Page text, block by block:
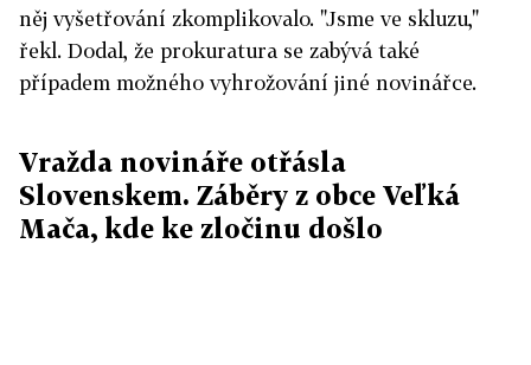
něj vyšetřování zkomplikovalo. "Jsme ve skluzu,"
řekl. Dodal, že prokuratura se zabývá také
případem možného vyhrožování jiné novinářce.
Vražda novináře otřásla
Slovenskem. Záběry z obce Veľká
Mača, kde ke zločinu došlo